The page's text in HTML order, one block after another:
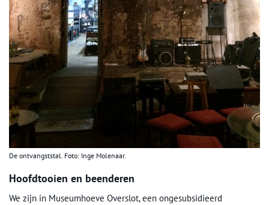
De ontvangststal. Foto: Inge Molenaar.
Hoofdtooien en beenderen
We zijn in Museumhoeve Overslot, een ongesubsidieerd